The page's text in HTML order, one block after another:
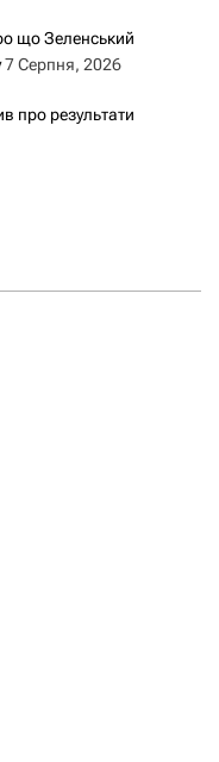
що Зеленський
7 Серпня, 2026
про результати